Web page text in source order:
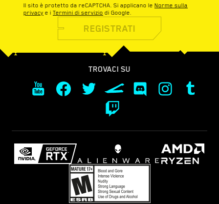
Il sito è protetto da reCAPTCHA. Si applicano le Norme sulla
privacy e i Termini di servizio di Google.
REGISTRATI
TROVACI SU